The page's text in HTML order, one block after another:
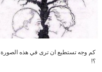
كم وجه تستطيع ان ترى في هذه الصورة
؟!